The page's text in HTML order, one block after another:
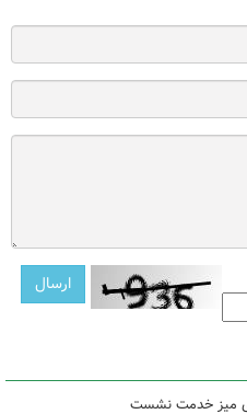
میز خدمت نشست